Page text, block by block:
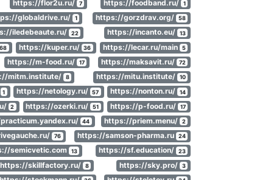
https://flor2u.ru/ 7 https://foodband.ru/ 1
globaldrive.ru/ 1 https://gorzdrav.org/ 58
iledebeaute.ru/ 22 https://incanto.eu/ 13
68 https://kuper.ru/ 36 https://lecar.ru/main 5
https://m-food.ru/ 17 https://maksavit.ru/ 72
mitm.institute/ 8 https://mitu.institute/ 10
1 https://netology.ru/ 57 https://nonton.ru/ 14
2 https://ozerki.ru/ 51 https://p-food.ru/ 17
44 https://priem.menu/ 2
76 https://samson-pharma.ru 24
semicvetic.com 13 https://sf.education/ 23
https://skillfactory.ru/ 8 https://sky.pro/ 3